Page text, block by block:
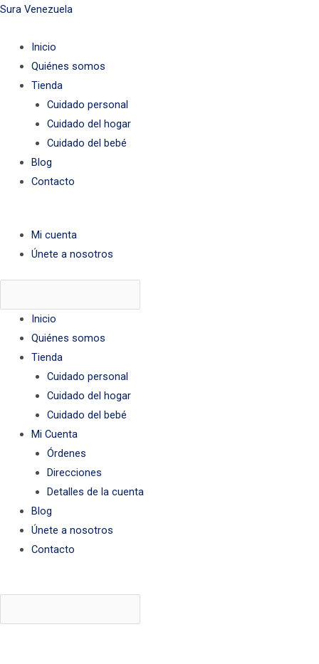
Ir
contenido
Sura Venezuela
Menú
Inicio
Quiénes somos
Tienda
Cuidado personal
Cuidado del hogar
Cuidado del bebé
Blog
Contacto
Menú
Mi cuenta
Únete a nosotros
Menú
Inicio
Quiénes somos
Tienda
Cuidado personal
Cuidado del hogar
Cuidado del bebé
Mi Cuenta
Órdenes
Direcciones
Detalles de la cuenta
Blog
Únete a nosotros
Contacto